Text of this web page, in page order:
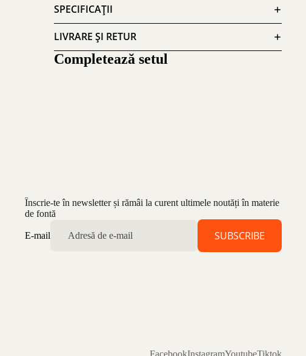
SPECIFICAȚII
LIVRARE ȘI RETUR
Completează setul
Înscrie-te în newsletter și rămâi la curent ultimele noutăți în materie
de fontă
E-mail SUBSCRIBE